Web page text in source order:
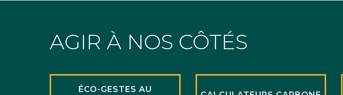
AGIR À NOS CÔTÉS
ÉCO-GESTES AU